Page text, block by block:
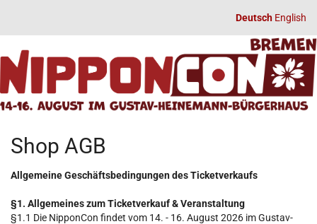
springen
Deutsch English
NipponCon
2026
14.–
bis
16.
August
2026
Shop AGB
Allgemeine Geschäftsbedingungen des Ticketverkaufs
§1. Allgemeines zum Ticketverkauf & Veranstaltung
§1.1 Die NipponCon findet vom 14. - 16. August 2026 im Gustav-